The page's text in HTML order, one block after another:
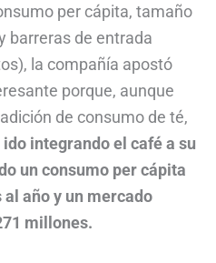
per cápita, tamaño
barreras de entrada
la compañía apostó
porque, aunque
de consumo de té,
integrando el café a su
un consumo per cápita
año y un mercado
millones.